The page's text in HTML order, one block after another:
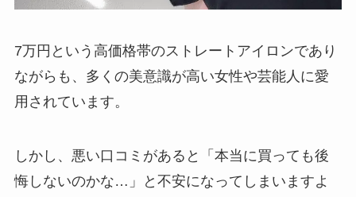
7万円という高価格帯のストレートアイロンであり
ながらも、多くの美意識が高い女性や芸能人に愛
用されています。
しかし、悪い口コミがあると「本当に買っても後
悔しないのかな…」と不安になってしまいますよ